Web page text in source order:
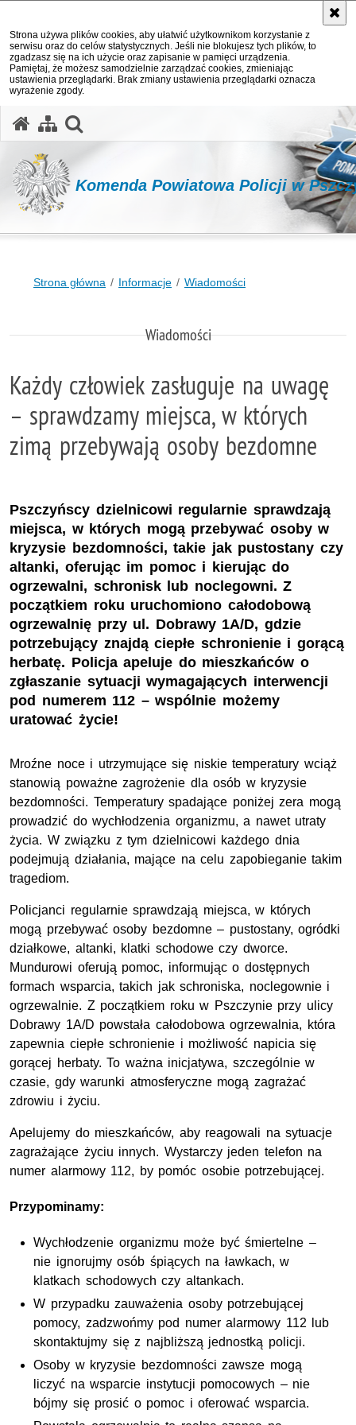
Strona używa plików cookies, aby ułatwić użytkownikom korzystanie z
serwisu oraz do celów statystycznych. Jeśli nie blokujesz tych plików, to
zgadzasz się na ich użycie oraz zapisanie w pamięci urządzenia.
Pamiętaj, że możesz samodzielnie zarządzać cookies, zmieniając
ustawienia przeglądarki. Brak zmiany ustawienia przeglądarki oznacza
wyrażenie zgody.
Komenda Powiatowa Policji w
Strona główna Informacje Wiadomości
Wiadomości
Każdy człowiek zasługuje na uwagę
– sprawdzamy miejsca, w których
zimą przebywają osoby bezdomne
Pszczyńscy dzielnicowi regularnie sprawdzają
miejsca, w których mogą przebywać osoby w
kryzysie bezdomności, takie jak pustostany czy
altanki, oferując im pomoc i kierując do
ogrzewalni, schronisk lub noclegowni. Z
początkiem roku uruchomiono całodobową
ogrzewalnię przy ul. Dobrawy 1A/D, gdzie
potrzebujący znajdą ciepłe schronienie i gorącą
herbatę. Policja apeluje do mieszkańców o
zgłaszanie sytuacji wymagających interwencji
pod numerem 112 – wspólnie możemy
uratować życie!
Mroźne noce i utrzymujące się niskie temperatury wciąż
stanowią poważne zagrożenie dla osób w kryzysie
bezdomności. Temperatury spadające poniżej zera mogą
prowadzić do wychłodzenia organizmu, a nawet utraty
życia. W związku z tym dzielnicowi każdego dnia
podejmują działania, mające na celu zapobieganie takim
tragediom.
Policjanci regularnie sprawdzają miejsca, w których
mogą przebywać osoby bezdomne – pustostany, ogródki
działkowe, altanki, klatki schodowe czy dworce.
Mundurowi oferują pomoc, informując o dostępnych
formach wsparcia, takich jak schroniska, noclegownie i
ogrzewalnie. Z początkiem roku w Pszczynie przy ulicy
Dobrawy 1A/D powstała całodobowa ogrzewalnia, która
zapewnia ciepłe schronienie i możliwość napicia się
gorącej herbaty. To ważna inicjatywa, szczególnie w
czasie, gdy warunki atmosferyczne mogą zagrażać
zdrowiu i życiu.
Apelujemy do mieszkańców, aby reagowali na sytuacje
zagrażające życiu innych. Wystarczy jeden telefon na
numer alarmowy 112, by pomóc osobie potrzebującej.
Przypominamy:
Wychłodzenie organizmu może być śmiertelne –
nie ignorujmy osób śpiących na ławkach, w
klatkach schodowych czy altankach.
W przypadku zauważenia osoby potrzebującej
pomocy, zadzwońmy pod numer alarmowy 112 lub
skontaktujmy się z najbliższą jednostką policji.
Osoby w kryzysie bezdomności zawsze mogą
liczyć na wsparcie instytucji pomocowych – nie
bójmy się prosić o pomoc i oferować wsparcia.